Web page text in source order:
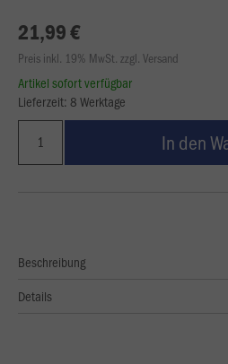
21,99 €
Preis inkl. 19% MwSt. zzgl. Versand
Artikel sofort verfügbar
Lieferzeit: 8 Werktage
In den
Beschreibung
Details